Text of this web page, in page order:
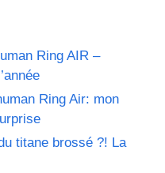
Ring AIR –
Ring Air: mon
titane brossé ?! La